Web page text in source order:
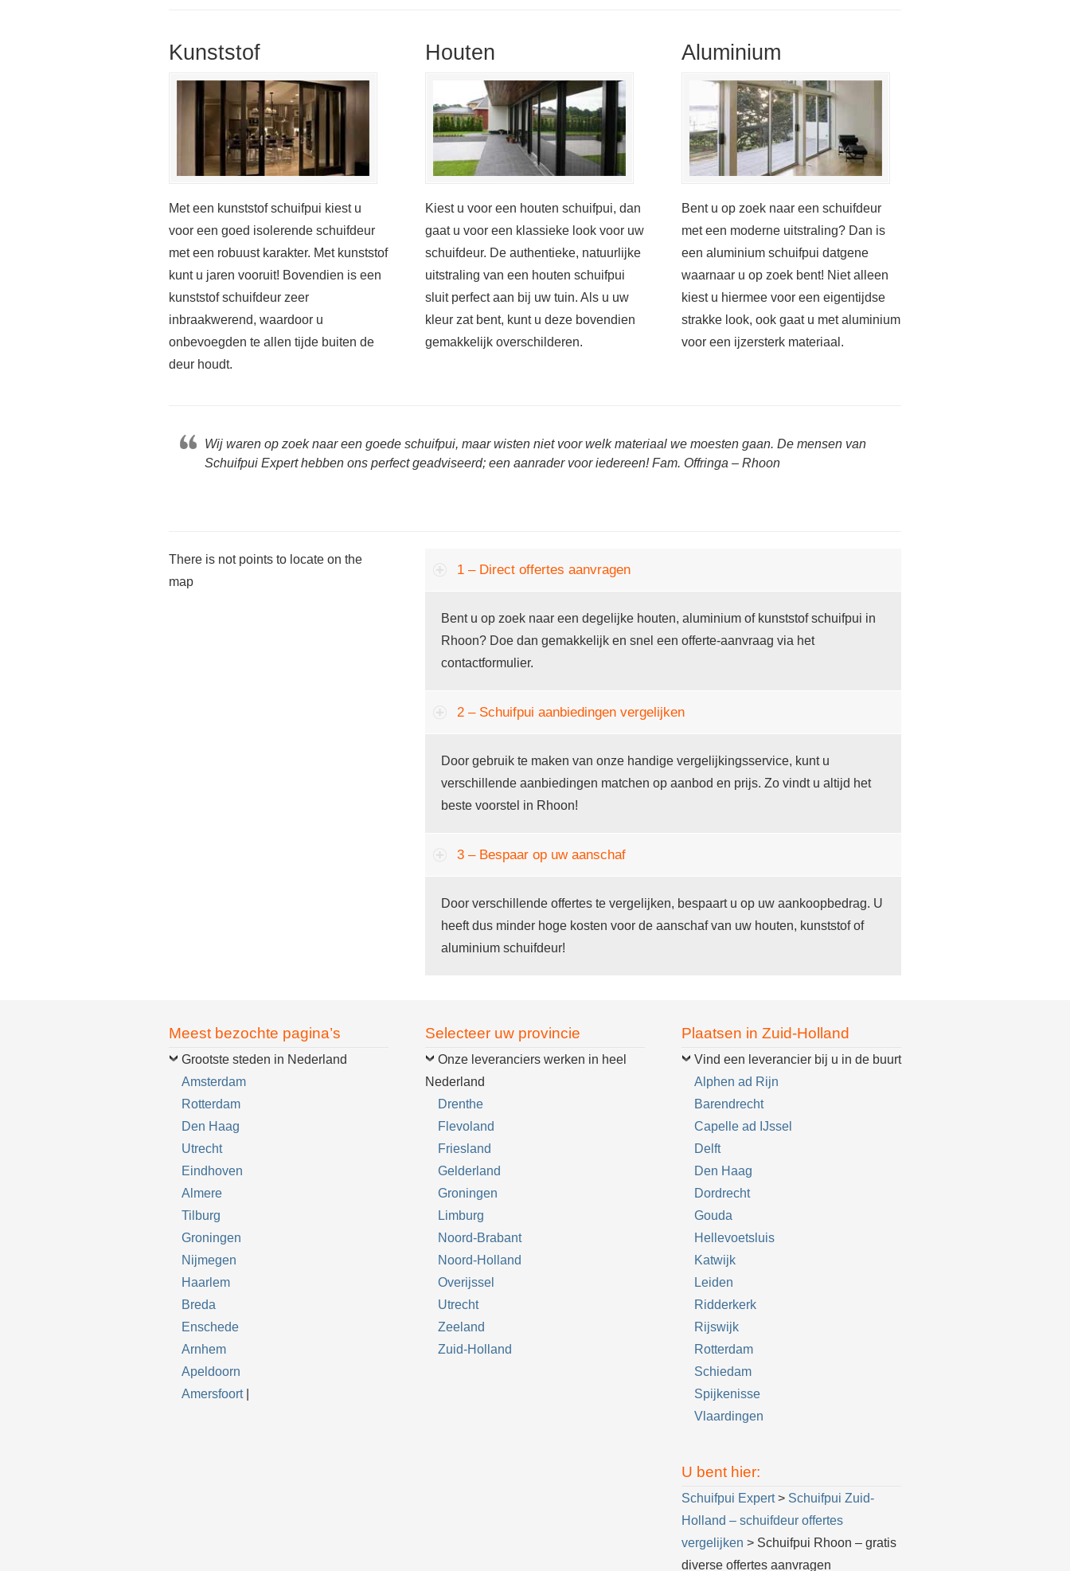
Kunststof
Met een kunststof schuifpui kiest u
voor een goed isolerende schuifdeur
met een robuust karakter. Met kunststof
kunt u jaren vooruit! Bovendien is een
kunststof schuifdeur zeer
inbraakwerend, waardoor u
onbevoegden te allen tijde buiten de
deur houdt.
Houten
Kiest u voor een houten schuifpui, dan
gaat u voor een klassieke look voor uw
schuifdeur. De authentieke, natuurlijke
uitstraling van een houten schuifpui
sluit perfect aan bij uw tuin. Als u uw
kleur zat bent, kunt u deze bovendien
gemakkelijk overschilderen.
Aluminium
Bent u op zoek naar een schuifdeur
met een moderne uitstraling? Dan is
een aluminium schuifpui datgene
waarnaar u op zoek bent! Niet alleen
kiest u hiermee voor een eigentijdse
strakke look, ook gaat u met aluminium
voor een ijzersterk materiaal.
Wij waren op zoek naar een goede schuifpui, maar wisten niet voor welk materiaal we moesten gaan. De mensen van
Schuifpui Expert hebben ons perfect geadviseerd; een aanrader voor iedereen! Fam. Offringa – Rhoon
There is not points to locate on the
map
1 – Direct offertes aanvragen
Bent u op zoek naar een degelijke houten, aluminium of kunststof schuifpui in
Rhoon? Doe dan gemakkelijk en snel een offerte-aanvraag via het
contactformulier.
2 – Schuifpui aanbiedingen vergelijken
Door gebruik te maken van onze handige vergelijkingsservice, kunt u
verschillende aanbiedingen matchen op aanbod en prijs. Zo vindt u altijd het
beste voorstel in Rhoon!
3 – Bespaar op uw aanschaf
Door verschillende offertes te vergelijken, bespaart u op uw aankoopbedrag. U
heeft dus minder hoge kosten voor de aanschaf van uw houten, kunststof of
aluminium schuifdeur!
Meest bezochte pagina’s
Grootste steden in Nederland
Amsterdam
Rotterdam
Den Haag
Utrecht
Eindhoven
Almere
Tilburg
Groningen
Nijmegen
Haarlem
Breda
Enschede
Arnhem
Apeldoorn
Amersfoort|
Selecteer uw provincie
Onze leveranciers werken in heel
Nederland
Drenthe
Flevoland
Friesland
Gelderland
Groningen
Limburg
Noord-Brabant
Noord-Holland
Overijssel
Utrecht
Zeeland
Zuid-Holland
Plaatsen in Zuid-Holland
Vind een leverancier bij u in de buurt
Alphen ad Rijn
Barendrecht
Capelle ad IJssel
Delft
Den Haag
Dordrecht
Gouda
Hellevoetsluis
Katwijk
Leiden
Ridderkerk
Rijswijk
Rotterdam
Schiedam
Spijkenisse
Vlaardingen
U bent hier:
Schuifpui Expert> Schuifpui Zuid-
Holland – schuifdeur offertes
vergelijken > Schuifpui Rhoon – gratis
diverse offertes aanvragen